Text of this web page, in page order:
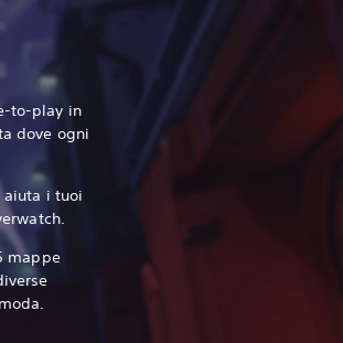
to-play in
dove ogni
aiuta i tuoi
mappe